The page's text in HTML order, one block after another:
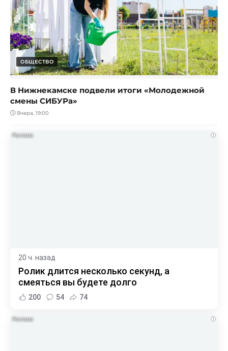
ОБЩЕСТВО
В Нижнекамске подвели итоги «Молодежной
смены СИБУРа»
Вчера, 19:00
i
20 ч. назад
Ролик длится несколько секунд, а
смеяться вы будете долго
200 54 74
i